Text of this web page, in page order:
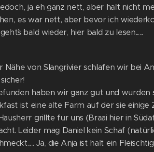
ja eh ganz nett, aber halt nicht
es war nett, aber bevor ich
bald wieder, hier bald zu lesen......
Nähe von Slangrivier schlafen wir bei
haben wir ganz gut und
ist eine alte Farm auf der sie einige
grillte für uns (Braai hier in
Leider mag Daniel kein Schaf
Ja, die Anja ist halt ein